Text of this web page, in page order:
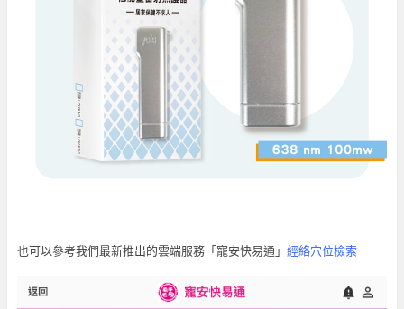
也可以參考我們最新推出的雲端服務「寵安快易通」 經絡穴位檢索